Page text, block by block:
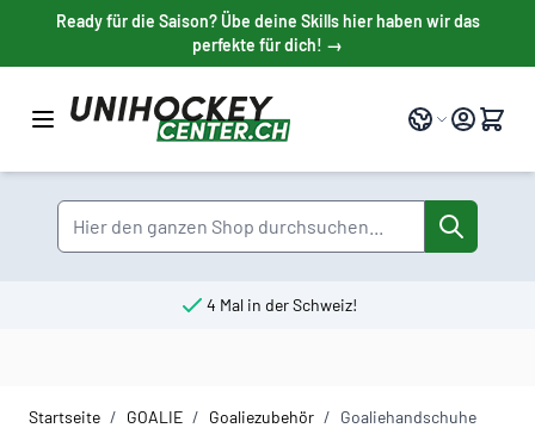
Direkt zum Inhalt
Ready für die Saison? Übe deine Skills hier haben wir das
perfekte für dich! →
Sprache
Suche
4 Mal in der Schweiz!
Startseite / GOALIE / Goaliezubehör / Goaliehandschuhe